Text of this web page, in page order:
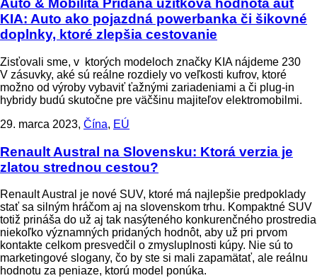
Auto & Mobilita Pridaná úžitková hodnota áut
KIA: Auto ako pojazdná powerbanka či šikovné
doplnky, ktoré zlepšia cestovanie
Zisťovali sme, v ktorých modeloch značky KIA nájdeme 230
V zásuvky, aké sú reálne rozdiely vo veľkosti kufrov, ktoré
možno od výroby vybaviť ťažnými zariadeniami a či plug-in
hybridy budú skutočne pre väčšinu majiteľov elektromobilmi.
29. marca 2023, Čína, EÚ
Renault Austral na Slovensku: Ktorá verzia je
zlatou strednou cestou?
Renault Austral je nové SUV, ktoré má najlepšie predpoklady
stať sa silným hráčom aj na slovenskom trhu. Kompaktné SUV
totiž prináša do už aj tak nasýteného konkurenčného prostredia
niekoľko významných pridaných hodnôt, aby už pri prvom
kontakte celkom presvedčil o zmysluplnosti kúpy. Nie sú to
marketingové slogany, čo by ste si mali zapamätať, ale reálnu
hodnotu za peniaze, ktorú model ponúka.